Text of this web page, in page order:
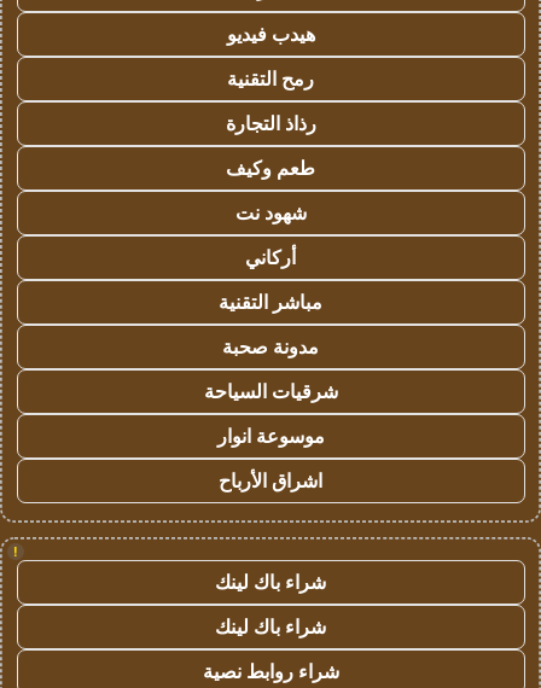
هيدب فيديو
رمح التقنية
رذاذ التجارة
طعم وكيف
شهود نت
أركاني
مباشر التقنية
مدونة صحبة
شرقيات السياحة
موسوعة انوار
اشراق الأرباح
!
شراء باك لينك
شراء باك لينك
شراء روابط نصية